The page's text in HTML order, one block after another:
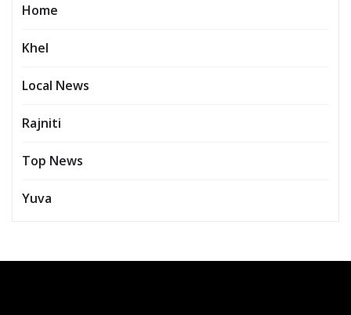
Home
Khel
Local News
Rajniti
Top News
Yuva